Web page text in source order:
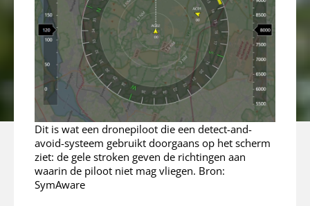
Dit is wat een dronepiloot die een detect-and-
avoid-systeem gebruikt doorgaans op het scherm
ziet: de gele stroken geven de richtingen aan
waarin de piloot niet mag vliegen. Bron:
SymAware